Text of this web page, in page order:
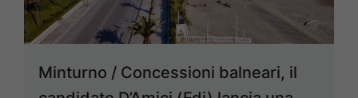
Minturno / Concessioni balneari, il